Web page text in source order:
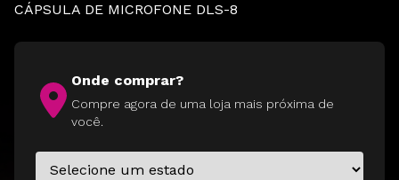
CÁPSULA DE MICROFONE DLS-8
Onde comprar?
Compre agora de uma loja mais próxima de
você.